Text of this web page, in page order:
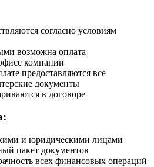
согласно условиям
возможна оплата
компании
предоставляются все
документы
в договоре
и юридическими лицами
пакет документов
всех финансовых операций